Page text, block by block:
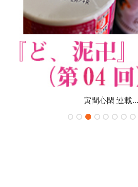
寅間心閑 連載...